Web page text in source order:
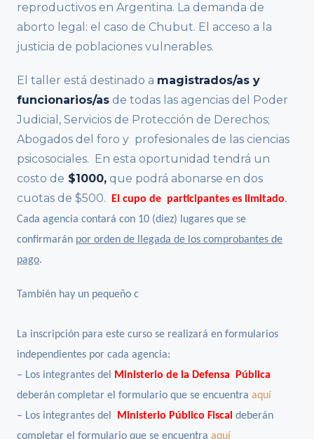
reproductivos en Argentina. La demanda de
aborto legal: el caso de Chubut. El acceso a la
justicia de poblaciones vulnerables.
El taller está destinado a magistrados/as y
funcionarios/as de todas las agencias del Poder
Judicial, Servicios de Protección de Derechos;
Abogados del foro y profesionales de las ciencias
psicosociales. En esta oportunidad tendrá un
costo de $1000, que podrá abonarse en dos
cuotas de $500.
El cupo de participantes es limitado.
Cada agencia contará con 10 (diez) lugares que se
confirmarán por orden de llegada de los comprobantes de
pago.
También hay un pequeño c
La inscripción para este curso se realizará en formularios
independientes por cada agencia:
– Los integrantes del Ministerio de la Defensa Pública
deberán completar el formulario que se encuentra aquí
– Los integrantes del Ministerio Público Fiscal deberán
completar el formulario que se encuentra aquí